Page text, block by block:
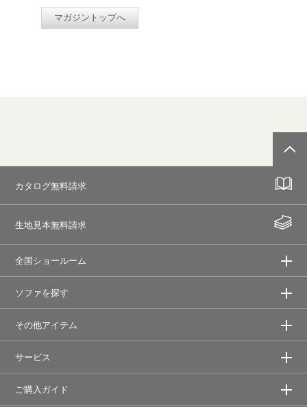
マガジントップへ
カタログ無料請求
生地見本無料請求
全国ショールーム
ソファを探す
その他アイテム
サービス
ご購入ガイド